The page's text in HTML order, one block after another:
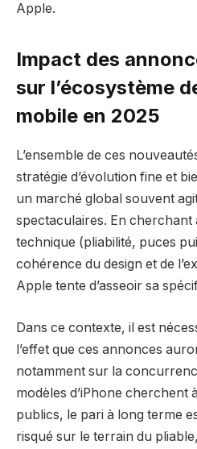
Apple.
Impact des
sur l’écosystème
mobile en 2025
L’ensemble de ces
stratégie d’évolution fine et
un marché global souvent
spectaculaires. En cherchant
technique (pliabilité, puces
cohérence du design et de
Apple tente d’asseoir sa
Dans ce contexte, il est
l’effet que ces annonces
notamment sur la
modèles d’iPhone cherchent
publics, le pari à long terme
risqué sur le terrain du